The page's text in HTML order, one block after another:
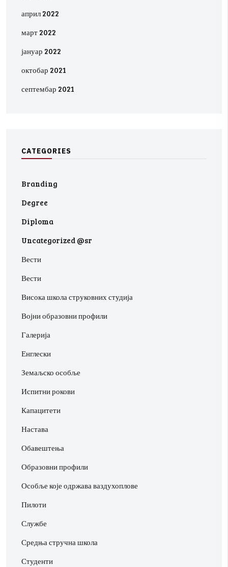
април 2022
март 2022
јануар 2022
октобар 2021
септембар 2021
CATEGORIES
Branding
Degree
Diploma
Uncategorized @sr
Вести
Вести
Висока школа струковних студија
Војни образовни профили
Галерија
Енглески
Земаљско особље
Испитни рокови
Капацитети
Настава
Обавештења
Образовни профили
Особље које одржава ваздухоплове
Пилоти
Службе
Средња стручна школа
Студенти